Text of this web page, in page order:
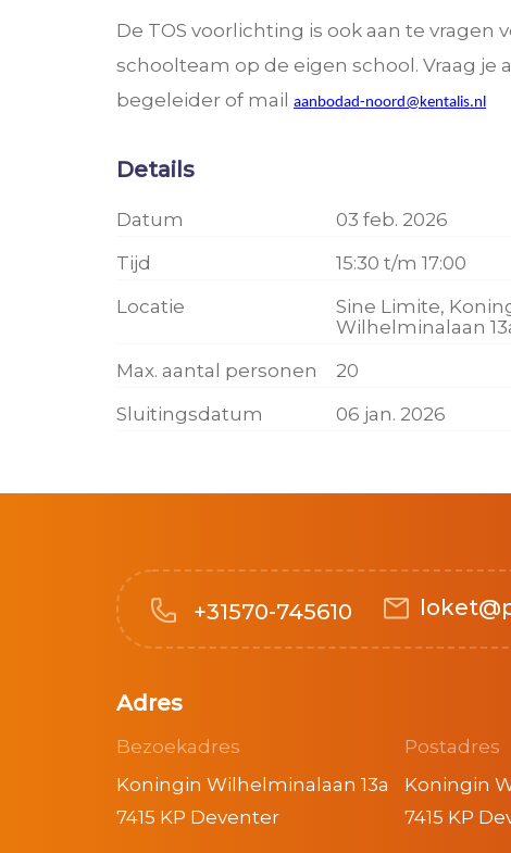
De TOS voorlichting is ook aan te vragen
schoolteam op de eigen school. Vraag je
begeleider of mail aanbodad-noord@kentalis.nl
Details
Datum
03 feb. 2026
Tijd
15:30 t/m 17:00
Locatie
Sine Limite,
Wilhelminalaan
Max. aantal personen
20
Sluitingsdatum
06 jan. 2026
+31570-745610
Adres
Bezoekadres
Koningin Wilhelminalaan 13a
7415 KP Deventer
Postadres
Koningin
7415 KP